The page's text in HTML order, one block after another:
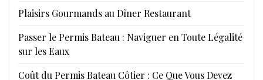
Plaisirs Gourmands au Dîner Restaurant
Passer le Permis Bateau : Naviguer en Toute Légalité
sur les Eaux
Coût du Permis Bateau Côtier : Ce Que Vous Devez